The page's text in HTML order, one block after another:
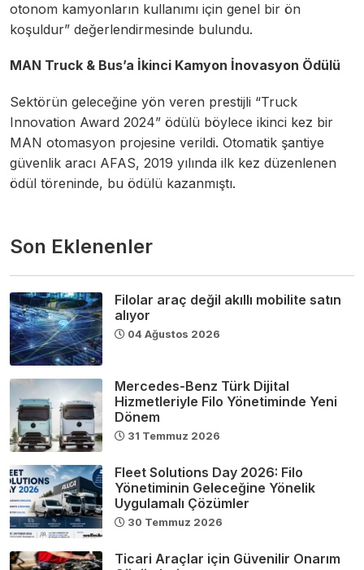
otonom kamyonların kullanımı için genel bir ön
koşuldur” değerlendirmesinde bulundu.
MAN Truck & Bus’a İkinci Kamyon İnovasyon Ödülü
Sektörün geleceğine yön veren prestijli “Truck
Innovation Award 2024” ödülü böylece ikinci kez bir
MAN otomasyon projesine verildi. Otomatik şantiye
güvenlik aracı AFAS, 2019 yılında ilk kez düzenlenen
ödül töreninde, bu ödülü kazanmıştı.
Son Eklenenler
Filolar araç değil akıllı mobilite satın
alıyor
04 Ağustos 2026
Mercedes-Benz Türk Dijital
Hizmetleriyle Filo Yönetiminde Yeni
Dönem
31 Temmuz 2026
Fleet Solutions Day 2026: Filo
Yönetiminin Geleceğine Yönelik
Uygulamalı Çözümler
30 Temmuz 2026
Ticari Araçlar için Güvenilir Onarım